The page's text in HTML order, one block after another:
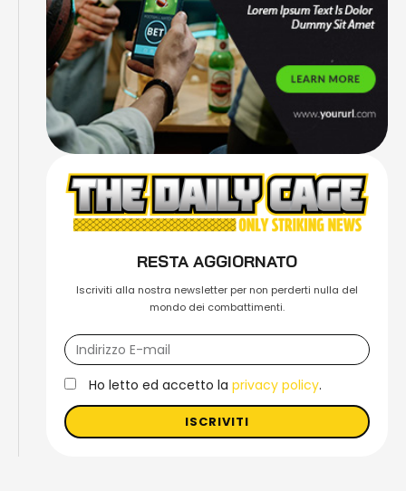
RESTA AGGIORNATO
Iscriviti alla nostra newsletter per non perderti nulla del
mondo dei combattimenti.
Ho letto ed accetto la privacy policy.
ISCRIVITI